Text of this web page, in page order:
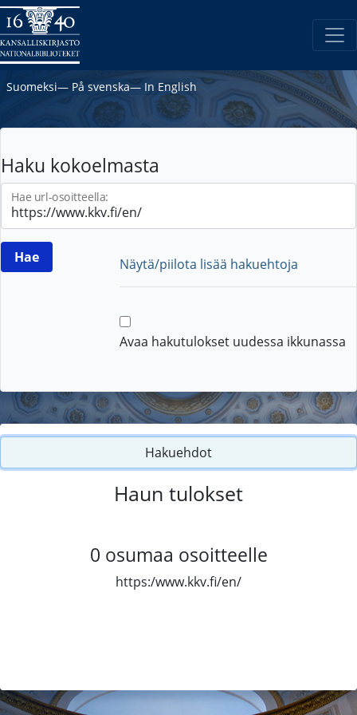
Suomeksi― På svenska― In English
Haku kokoelmasta
Hae url-osoitteella:
Näytä/piilota lisää hakuehtoja
Avaa hakutulokset uudessa ikkunassa
Hakuehdot
Haun tulokset
0 osumaa osoitteelle
https:/www.kkv.fi/en/